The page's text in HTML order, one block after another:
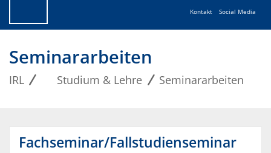
Kontakt Social Media
Seminararbeiten
IRL Studium & Lehre Seminararbeiten
Fachseminar/Fallstudienseminar